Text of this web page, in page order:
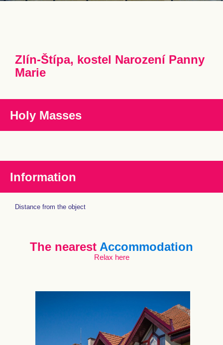
Zlín-Štípa, kostel Narození Panny
Marie
Holy Masses
Information
Distance from the object
The nearest Accommodation
Relax here